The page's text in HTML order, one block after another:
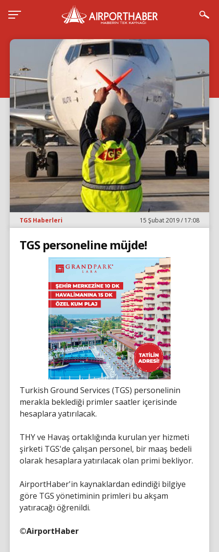
TGS Haberleri 15 Şubat 2019 / 17:08
TGS personeline müjde!
Turkish Ground Services (TGS) personelinin
merakla beklediği primler saatler içerisinde
hesaplara yatırılacak.
THY ve Havaş ortaklığında kurulan yer hizmeti
şirketi TGS'de çalışan personel, bir maaş bedeli
olarak hesaplara yatırılacak olan primi bekliyor.
AirportHaber'in kaynaklardan edindiği bilgiye
göre TGS yönetiminin primleri bu akşam
yatıracağı öğrenildi.
©AirportHaber